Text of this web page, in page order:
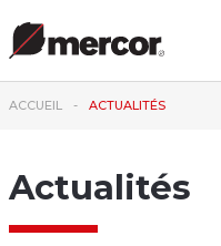
ACCUEIL ACTUALITÉS
Actualités